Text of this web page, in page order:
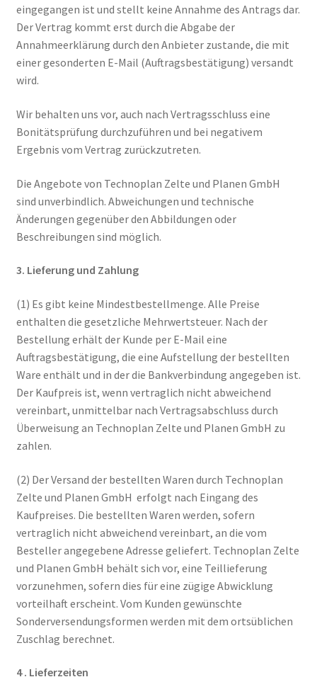
eingegangen ist und stellt keine Annahme des Antrags dar.
Der Vertrag kommt erst durch die Abgabe der
Annahmeerklärung durch den Anbieter zustande, die mit
einer gesonderten E-Mail (Auftragsbestätigung) versandt
wird.
Wir behalten uns vor, auch nach Vertragsschluss eine
Bonitätsprüfung durchzuführen und bei negativem
Ergebnis vom Vertrag zurückzutreten.
Die Angebote von Technoplan Zelte und Planen GmbH
sind unverbindlich. Abweichungen und technische
Änderungen gegenüber den Abbildungen oder
Beschreibungen sind möglich.
3. Lieferung und Zahlung
(1) Es gibt keine Mindestbestellmenge. Alle Preise
enthalten die gesetzliche Mehrwertsteuer. Nach der
Bestellung erhält der Kunde per E-Mail eine
Auftragsbestätigung, die eine Aufstellung der bestellten
Ware enthält und in der die Bankverbindung angegeben ist.
Der Kaufpreis ist, wenn vertraglich nicht abweichend
vereinbart, unmittelbar nach Vertragsabschluss durch
Überweisung an Technoplan Zelte und Planen GmbH zu
zahlen.
(2) Der Versand der bestellten Waren durch Technoplan
Zelte und Planen GmbH erfolgt nach Eingang des
Kaufpreises. Die bestellten Waren werden, sofern
vertraglich nicht abweichend vereinbart, an die vom
Besteller angegebene Adresse geliefert. Technoplan Zelte
und Planen GmbH behält sich vor, eine Teillieferung
vorzunehmen, sofern dies für eine zügige Abwicklung
vorteilhaft erscheint. Vom Kunden gewünschte
Sonderversendungsformen werden mit dem ortsüblichen
Zuschlag berechnet.
4 . Lieferzeiten